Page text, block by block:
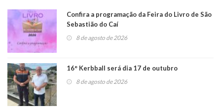
Confira a programação da Feira do Livro de São
Sebastião do Caí
8 de agosto de 2026
16° Kerbball será dia 17 de outubro
8 de agosto de 2026